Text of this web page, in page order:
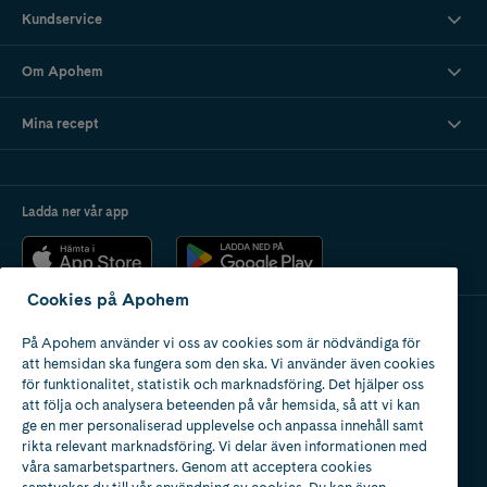
Kundservice
Om Apohem
Mina recept
Ladda ner vår app
Apotek med tillstånd
av Läkemedelsverket
Cookies på Apohem
På Apohem använder vi oss av cookies som är nödvändiga för
att hemsidan ska fungera som den ska. Vi använder även cookies
för funktionalitet, statistik och marknadsföring. Det hjälper oss
att följa och analysera beteenden på vår hemsida, så att vi kan
ge en mer personaliserad upplevelse och anpassa innehåll samt
rikta relevant marknadsföring. Vi delar även informationen med
våra samarbetspartners. Genom att acceptera cookies